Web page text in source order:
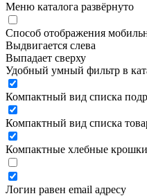
Меню каталога развёрнуто
Способ отображения
Выдвигается слева
Выпадает сверху
Удобный умный фильтр в
Компактный вид списка
Компактный вид списка
Компактные хлебные крошки
Логин равен email адресу